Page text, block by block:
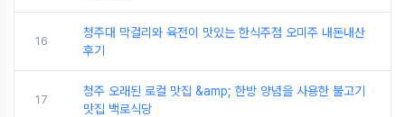
16
청주대 막걸리와 육전이 맛있는 한식주점 오미주 내돈내산
후기
17
청주 오래된 로컬 맛집 &amp; 한방 양념을 사용한 불고기
맛집 백로식당